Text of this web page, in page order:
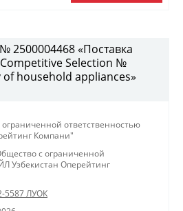
2500004468 «Поставка
Selection №
of household appliances»
ответственностью
Компани"
с ограниченной
Узбекистан Оперейтинг
5587 ЛУОК